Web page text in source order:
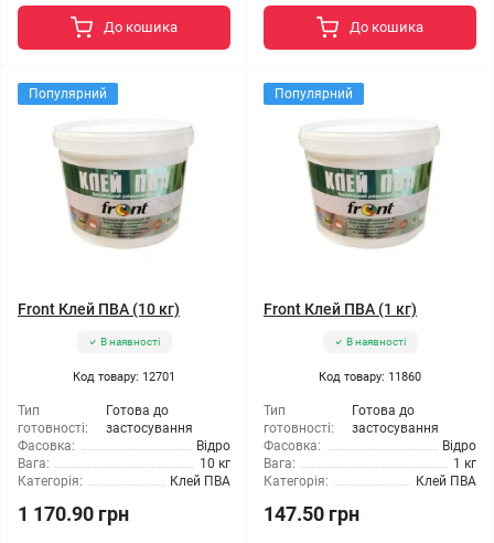
До кошика До кошика
Популярний
Front Клей ПВА (10 кг)
В наявності
Код товару: 12701
Тип
готовності:
Готова до
застосування
Фасовка:
Відро
Вага:
10 кг
Категорія:
Клей ПВА
1 170.90 грн
Популярний
Front Клей ПВА (1 кг)
В наявності
Код товару: 11860
Тип
готовності:
Готова до
застосування
Фасовка:
Відро
Вага:
1 кг
Категорія:
Клей ПВА
147.50 грн